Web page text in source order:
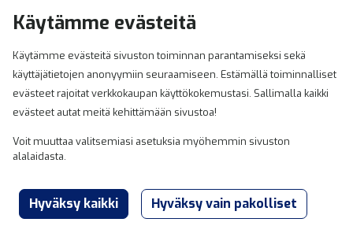
Käytämme evästeitä
Käytämme evästeitä sivuston toiminnan parantamiseksi sekä
käyttäjätietojen anonyymiin seuraamiseen. Estämällä toiminnalliset
evästeet rajoitat verkkokaupan käyttökokemustasi. Sallimalla kaikki
evästeet autat meitä kehittämään sivustoa!
Voit muuttaa valitsemiasi asetuksia myöhemmin sivuston
alalaidasta.